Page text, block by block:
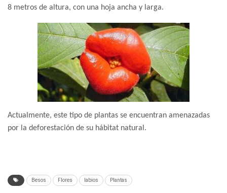
8 metros de altura, con una hoja ancha y larga.
Actualmente, este tipo de plantas se encuentran amenazadas
por la deforestación de su hábitat natural.
Besos Flores labios Plantas